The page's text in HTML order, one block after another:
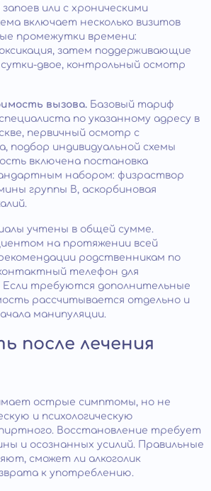
или с хроническими
включает несколько визитов
промежутки времени:
затем поддерживающие
сутки-двое, контрольный осмотр
вызова. Базовый тариф
по указанному адресу в
первичный осмотр с
подбор индивидуальной схемы
включена постановка
набором: физраствор
группы B, аскорбиновая
учтены в общей сумме.
на протяжении всей
родственникам по
телефон для
Если требуются дополнительные
рассчитывается отдельно и
манипуляции.
после лечения
острые симптомы, но не
и психологическую
Восстановление требует
и осознанных усилий. Правильные
сможет ли алкоголик
к употреблению.